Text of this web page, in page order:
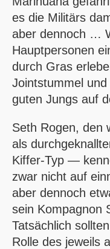
es die Militärs
aber dennoch …
Hauptpersonen
durch Gras
Jointstummel
guten Jungs auf
Seth Rogen, den
als
Kiffer-Typ —
zwar nicht auf
aber dennoch
sein Kompagnon
Tatsächlich
Rolle des jeweils